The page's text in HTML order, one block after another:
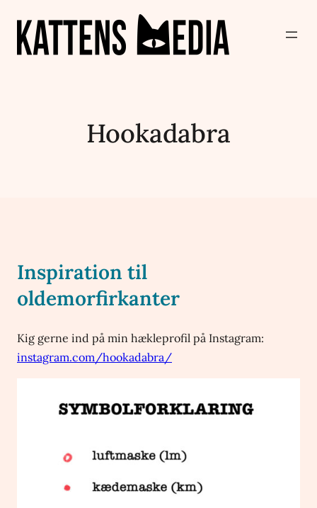
Hookadabra
Inspiration til
oldemorfirkanter
Kig gerne ind på min hækleprofil på Instagram:
instagram.com/hookadabra/